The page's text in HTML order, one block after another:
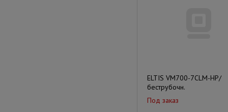
ELTIS VM700-7CLM-HP/
беструбочн.
Под заказ